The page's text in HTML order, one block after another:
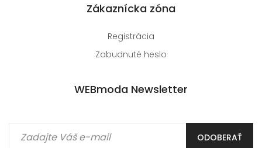
Zákaznícka zóna
Registrácia
Zabudnuté heslo
WEBmoda Newsletter
ODOBERAŤ